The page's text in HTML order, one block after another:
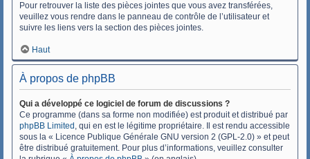
Pour retrouver la liste des pièces jointes que vous avez transférées,
veuillez vous rendre dans le panneau de contrôle de l’utilisateur et
suivre les liens vers la section des pièces jointes.
Haut
À propos de phpBB
Qui a développé ce logiciel de forum de discussions ?
Ce programme (dans sa forme non modifiée) est produit et distribué par
phpBB Limited , qui en est le légitime propriétaire. Il est rendu accessible
sous la « Licence Publique Générale GNU version 2 (GPL-2.0) » et peut
être distribué gratuitement. Pour plus d’informations, veuillez consulter